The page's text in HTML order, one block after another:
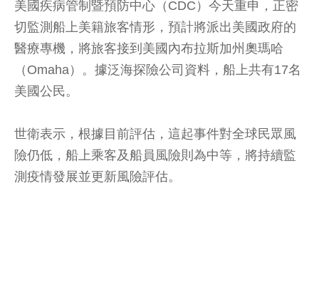
美國疾病管制暨預防中心（CDC）今天重申，正密
切監測船上美籍旅客情形，預計將派出美國政府的
醫療專機，將旅客接到美國內布拉斯加州奧瑪哈
（Omaha）。據泛海探險公司資料，船上共有17名
美國公民。
世衛表示，根據目前評估，這起事件對全球民眾風
險仍低，船上乘客及船員風險則為中等，將持續監
測疫情發展並更新風險評估。